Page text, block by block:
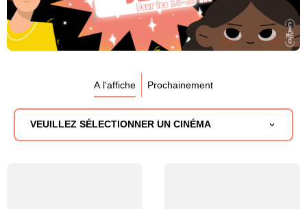
A l'affiche Prochainement
VEUILLEZ SÉLECTIONNER UN CINÉMA